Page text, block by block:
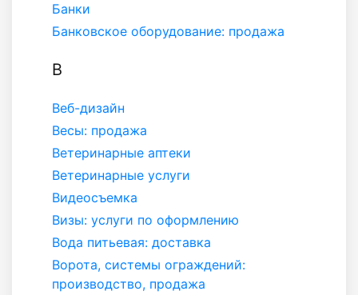
Банки
Банковское оборудование: продажа
В
Веб-дизайн
Весы: продажа
Ветеринарные аптеки
Ветеринарные услуги
Видеосъемка
Визы: услуги по оформлению
Вода питьевая: доставка
Ворота, системы ограждений:
производство, продажа